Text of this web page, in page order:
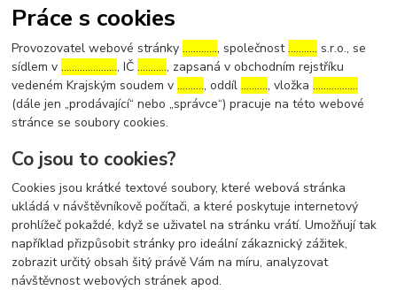
Práce s cookies
Provozovatel webové stránky…………., společnost……….. s.r.o., se
sídlem v…………………, IČ……….., zapsaná v obchodním rejstříku
vedeném Krajským soudem v………., oddíl………., vložka……………..
(dále jen „prodávající“ nebo „správce“) pracuje na této webové
stránce se soubory cookies.
Co jsou to cookies?
Cookies jsou krátké textové soubory, které webová stránka
ukládá v návštěvníkově počítači, a které poskytuje internetový
prohlížeč pokaždé, když se uživatel na stránku vrátí. Umožňují tak
například přizpůsobit stránky pro ideální zákaznický zážitek,
zobrazit určitý obsah šitý právě Vám na míru, analyzovat
návštěvnost webových stránek apod.